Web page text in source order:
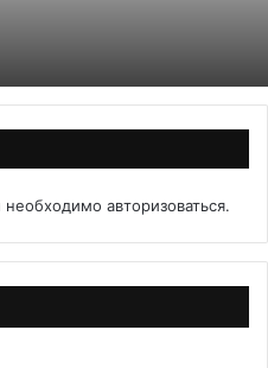
необходимо авторизоваться.